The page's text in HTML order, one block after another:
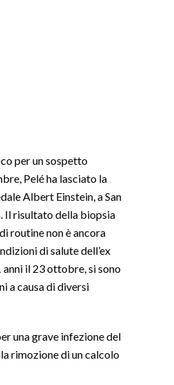
per un sospetto
Pelé ha lasciato la
Albert Einstein, a San
Il risultato della biopsia
routine non è ancora
di salute dell’ex
il 23 ottobre, si sono
a causa di diversi
una grave infezione del
rimozione di un calcolo